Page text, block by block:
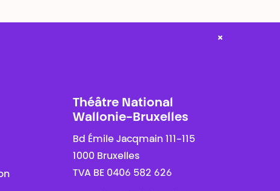
×
Théâtre National
Wallonie-Bruxelles
Bd Émile Jacqmain 111-115
1000 Bruxelles
TVA BE 0406 582 626